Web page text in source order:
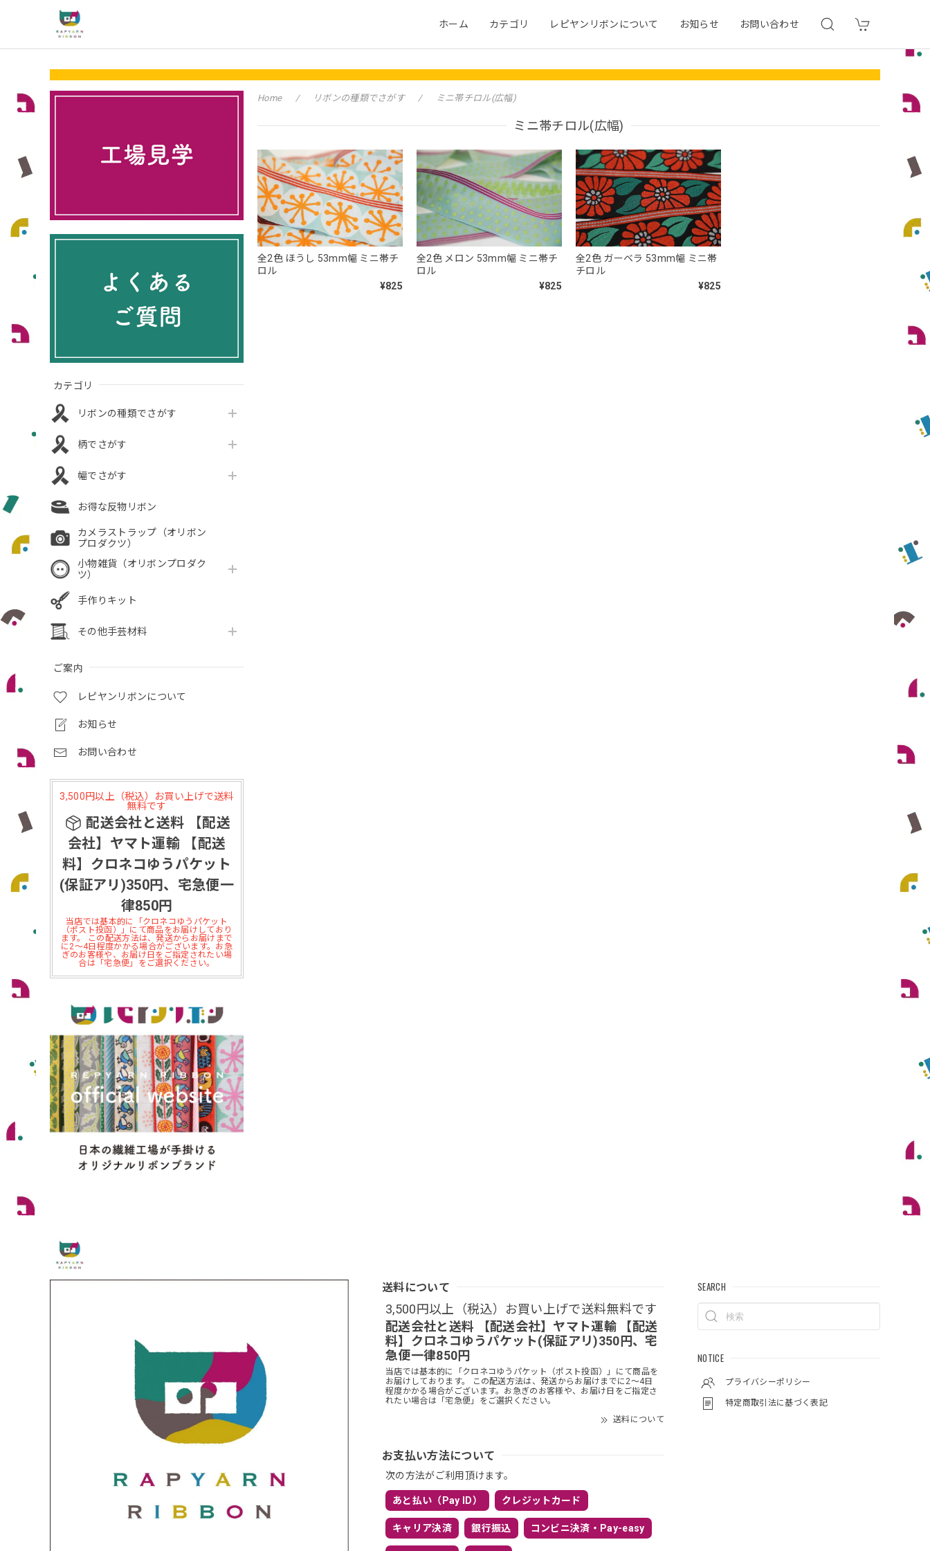
ホーム カテゴリ レピヤンリボンについて お知らせ お問い合わせ
カテゴリ
リボンの種類でさがす
柄でさがす
幅でさがす
お得な反物リボン
カメラストラップ（オリボン
プロダクツ）
小物雑貨（オリボンプロダク
ツ）
手作りキット
その他手芸材料
ご案内
レピヤンリボンについて
お知らせ
お問い合わせ
3,500円以上（税込）お買い上げで送料
無料です
配送会社と送料 【配送
会社】ヤマト運輸 【配送
料】クロネコゆうパケット
(保証アリ)350円、宅急便一
律850円
当店では基本的に「クロネコゆうパケット
（ポスト投函）」にて商品をお届けしており
ます。 この配送方法は、発送からお届けまで
に2～4日程度かかる場合がございます。お急
ぎのお客様や、お届け日をご指定されたい場
合は「宅急便」をご選択ください。
Home リボンの種類でさがす ミニ帯チロル(広幅)
ミニ帯チロル(広幅)
全2色 ほうし 53mm幅 ミニ帯チ
ロル
¥825
全2色 メロン 53mm幅 ミニ帯チ
ロル
¥825
全2色 ガーベラ 53mm幅 ミニ帯
チロル
¥825
送料について
3,500円以上（税込）お買い上げで送料無料です
配送会社と送料 【配送会社】ヤマト運輸 【配送
料】クロネコゆうパケット(保証アリ)350円、宅
急便一律850円
当店では基本的に「クロネコゆうパケット（ポスト投函）」にて商品を
お届けしております。 この配送方法は、発送からお届けまでに2～4日
程度かかる場合がございます。お急ぎのお客様や、お届け日をご指定さ
れたい場合は「宅急便」をご選択ください。
送料について
お支払い方法について
次の方法がご利用頂けます。
あと払い（Pay ID） クレジットカード
キャリア決済 銀行振込 コンビニ決済・Pay-easy
SEARCH
NOTICE
プライバシーポリシー
特定商取引法に基づく表記